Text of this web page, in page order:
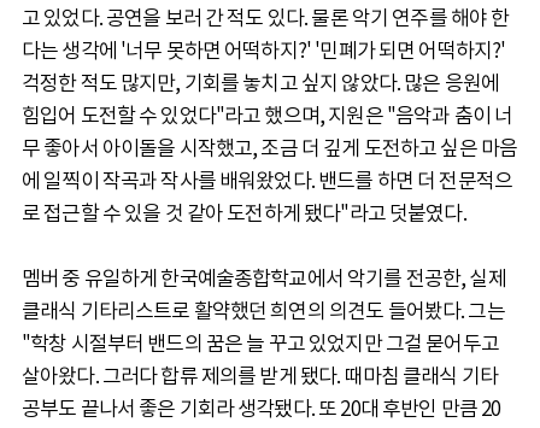
고 있었다. 공연을 보러 간 적도 있다. 물론 악기 연주를 해야 한
다는 생각에 '너무 못하면 어떡하지?' '민폐가 되면 어떡하지?'
걱정한 적도 많지만, 기회를 놓치고 싶지 않았다. 많은 응원에
힘입어 도전할 수 있었다"라고 했으며, 지원은 "음악과 춤이 너
무 좋아서 아이돌을 시작했고, 조금 더 깊게 도전하고 싶은 마음
에 일찍이 작곡과 작사를 배워왔었다. 밴드를 하면 더 전문적으
로 접근할 수 있을 것 같아 도전하게 됐다"라고 덧붙였다.
멤버 중 유일하게 한국예술종합학교에서 악기를 전공한, 실제
클래식 기타리스트로 활약했던 희연의 의견도 들어봤다. 그는
"학창 시절부터 밴드의 꿈은 늘 꾸고 있었지만 그걸 묻어두고
살아왔다. 그러다 합류 제의를 받게 됐다. 때마침 클래식 기타
공부도 끝나서 좋은 기회라 생각됐다. 또 20대 후반인 만큼 20